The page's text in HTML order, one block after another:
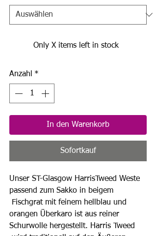
Only X items left in stock
Anzahl *
In den Warenkorb
Sofortkauf
Unser ST-Glasgow HarrisTweed Weste
passend zum Sakko in beigem
Fischgrat mit feinem hellblau und
orangen Überkaro ist aus reiner
Schurwolle hergestellt. Harris Tweed